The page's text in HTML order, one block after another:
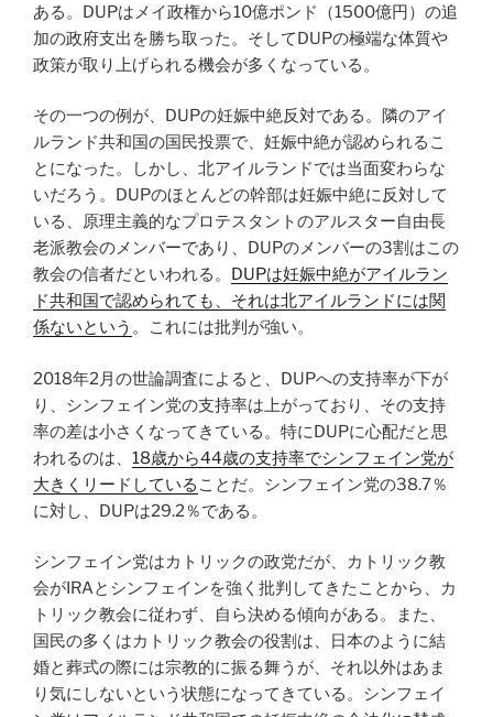
ある。DUPはメイ政権から10億ポンド（1500億円）の追
加の政府支出を勝ち取った。そしてDUPの極端な体質や
政策が取り上げられる機会が多くなっている。
その一つの例が、DUPの妊娠中絶反対である。隣のアイ
ルランド共和国の国民投票で、妊娠中絶が認められるこ
とになった。しかし、北アイルランドでは当面変わらな
いだろう。DUPのほとんどの幹部は妊娠中絶に反対して
いる、原理主義的なプロテスタントのアルスター自由長
老派教会のメンバーであり、DUPのメンバーの3割はこの
教会の信者だといわれる。 DUPは妊娠中絶がアイルラン
ド共和国で認められても、それは北アイルランドには関
係ないという 。これには批判が強い。
2018年2月の世論調査によると、DUPへの支持率が下が
り、シンフェイン党の支持率は上がっており、その支持
率の差は小さくなってきている。特にDUPに心配だと思
われるのは、 18歳から44歳の支持率でシンフェイン党が
大きくリードしている ことだ。シンフェイン党の38.7％
に対し、DUPは29.2％である。
シンフェイン党はカトリックの政党だが、カトリック教
会がIRAとシンフェインを強く批判してきたことから、カ
トリック教会に従わず、自ら決める傾向がある。また、
国民の多くはカトリック教会の役割は、日本のように結
婚と葬式の際には宗教的に振る舞うが、それ以外はあま
り気にしないという状態になってきている。シンフェイ